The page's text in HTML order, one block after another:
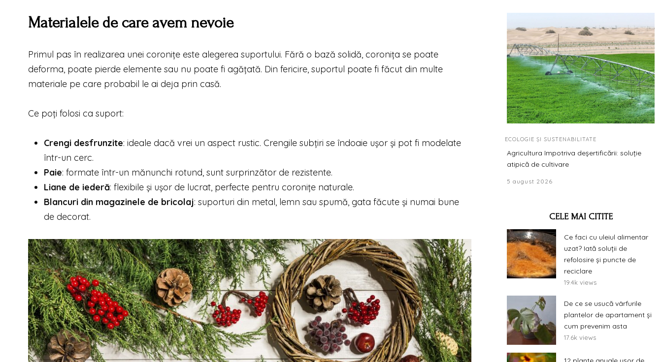
Materialele de care avem nevoie
Primul pas în realizarea unei coronițe este alegerea suportului. Fără o bază solidă, coronița se poate
deforma, poate pierde elemente sau nu poate fi agățată. Din fericire, suportul poate fi făcut din multe
materiale pe care probabil le ai deja prin casă.
Ce poți folosi ca suport:
Crengi desfrunzite: ideale dacă vrei un aspect rustic. Crengile subțiri se îndoaie ușor și pot fi modelate
într-un cerc.
Paie: formate într-un mănunchi rotund, sunt surprinzător de rezistente.
Liane de iederă: flexibile și ușor de lucrat, perfecte pentru coronițe naturale.
Blancuri din magazinele de bricolaj: suporturi din metal, lemn sau spumă, gata făcute și numai bune
de decorat.
ECOLOGIE ȘI SUSTENABILITATE
Agricultura împotriva deșertificării: soluție
atipică de cultivare
5 august 2026
CELE MAI CITITE
Ce faci cu uleiul alimentar
uzat? Iată soluții de
refolosire și puncte de
reciclare
19.4k views
De ce se usucă vârfurile
plantelor de apartament și
cum prevenim asta
17.6k views